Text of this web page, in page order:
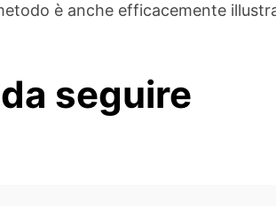
è anche efficacemente
seguire